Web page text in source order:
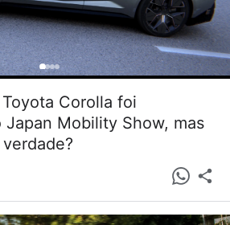
Corolla foi
Japan Mobility Show, mas